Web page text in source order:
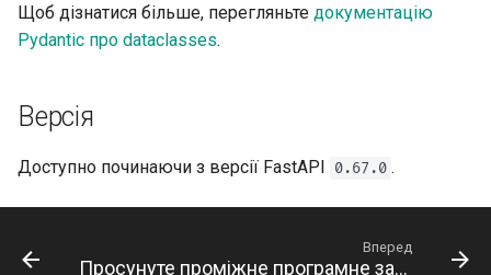
Щоб дізнатися більше, перегляньте документацію
Pydantic про dataclasses.
Версія
Доступно починаючи з версії FastAPI 0.67.0 . 🔖
Вперед
Просунуте проміжне програмне забезпечення